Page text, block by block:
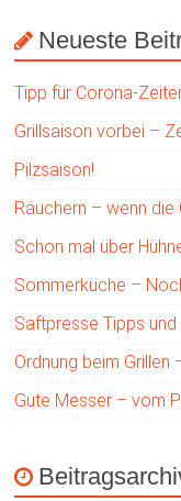
Neueste
Tipp für Corona-
Grillsaison vorbei –
Pilzsaison!
Räuchern – wenn die
Schon mal über
Sommerküche –
Saftpresse Tipps und
Ordnung beim
Gute Messer – vom